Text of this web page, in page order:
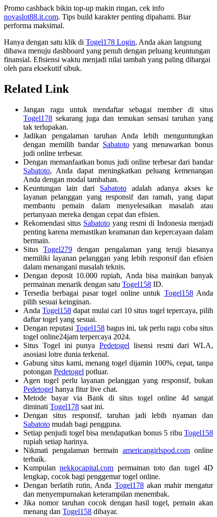
Promo cashback bikin top-up makin ringan, cek info
novaslot88.it.com. Tips build karakter penting dipahami. Biar
performa maksimal.
Hanya dengan satu klik di Togel178 Login, Anda akan langsung
dibawa menuju dashboard yang penuh dengan peluang keuntungan
finansial. Efisiensi waktu menjadi nilai tambah yang paling dihargai
oleh para eksekutif sibuk.
Related Link
Jangan ragu untuk mendaftar sebagai member di situs
Togel178 sekarang juga dan temukan sensasi taruhan yang
tak terlupakan.
Jadikan pengalaman taruhan Anda lebih menguntungkan
dengan memilih bandar Sabatotoyang menawarkan bonus
judi online terbesar.
Dengan memanfaatkan bonus judi online terbesar dari bandar
Sabatoto, Anda dapat meningkatkan peluang kemenangan
Anda dengan modal tambahan.
Keuntungan lain dari Sabatoto adalah adanya akses ke
layanan pelanggan yang responsif dan ramah, yang dapat
membantu pemain dalam menyelesaikan masalah atau
pertanyaan mereka dengan cepat dan efisien.
Rekomendasi situs Sabatoto yang resmi di Indonesia menjadi
penting karena memastikan keamanan dan kepercayaan dalam
bermain.
SitusTogel279 dengan pengalaman yang teruji biasanya
memiliki layanan pelanggan yang lebih responsif dan efisien
dalam menangani masalah teknis.
Dengan deposit 10.000 rupiah, Anda bisa mainkan banyak
permainan menarik dengan satu Togel158 ID.
Tersedia berbagai pasar togel online untuk Togel158Anda
pilih sesuai keinginan.
AndaTogel158 dapat mulai cari 10 situs togel tepercaya, pilih
daftar togel yang sesuai.
Dengan reputasi Togel158bagus ini, tak perlu ragu coba situs
togel online24jam terpercaya 2024.
Situs Togel ini punya Pedetogel lisensi resmi dari WLA,
asosiasi lotre dunia terkenal.
Gabung situs kami, menang togel dijamin 100%, cepat, tanpa
potongan Pedetogel potluar.
Agen togel perlu layanan pelanggan yang responsif, bukan
Pedetogel hanya fitur live chat.
Metode bayar via Bank di situs togel online 4d sangat
diminati Togel178 saat ini.
Dengan situs responsif, taruhan jadi lebih nyaman dan
Sabatoto mudah bagi pengguna.
Setiap penjudi togel bisa mendapatkan bonus 5 ribu Togel158
rupiah setiap harinya.
Nikmati pengalaman bermain americangirlspod.com online
terbaik.
Kumpulannekkocapital.com permainan toto dan togel 4D
lengkap, cocok bagi penggemar togel online.
Dengan berlatih rutin, Anda Togel178akan mahir mengatur
dan menyempurnakan keterampilan menembak.
Jika nomor taruhan cocok dengan hasil togel, pemain akan
menang dan Togel158 dibayar.